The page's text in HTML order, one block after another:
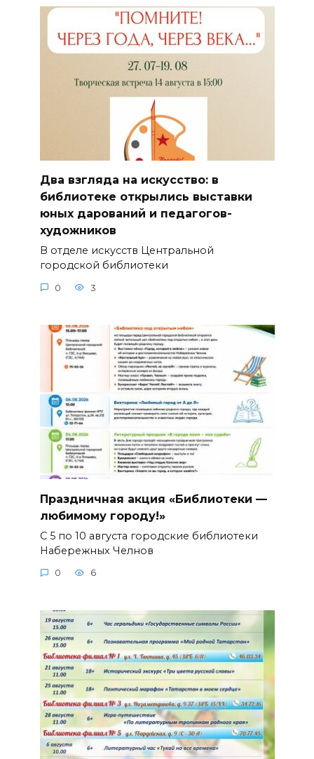
Два взгляда на искусство: в
библиотеке открылись выставки
юных дарований и педагогов-
художников
В отделе искусств Центральной
городской библиотеки
0 3
Праздничная акция «Библиотеки —
любимому городу!»
С 5 по 10 августа городские библиотеки
Набережных Челнов
0 6